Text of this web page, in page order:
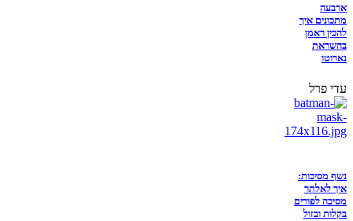
ארבעה
מתכונים איך
להכין ראמן
בהשראת
נארוטו
עדי פרל
נשף מסיכות:
איך לאלתר
מסיכה לפורים
בקלות ובזול